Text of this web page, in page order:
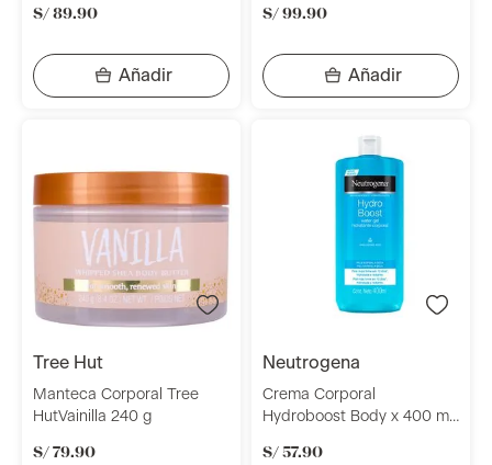
S/ 89.90 S/ 99.90
tree hut
Manteca Corporal Tree
HutVainilla 240 g
S/ 79.90
neutrogena
Crema Corporal
Hydroboost Body x 400 ml
S/ 57.90